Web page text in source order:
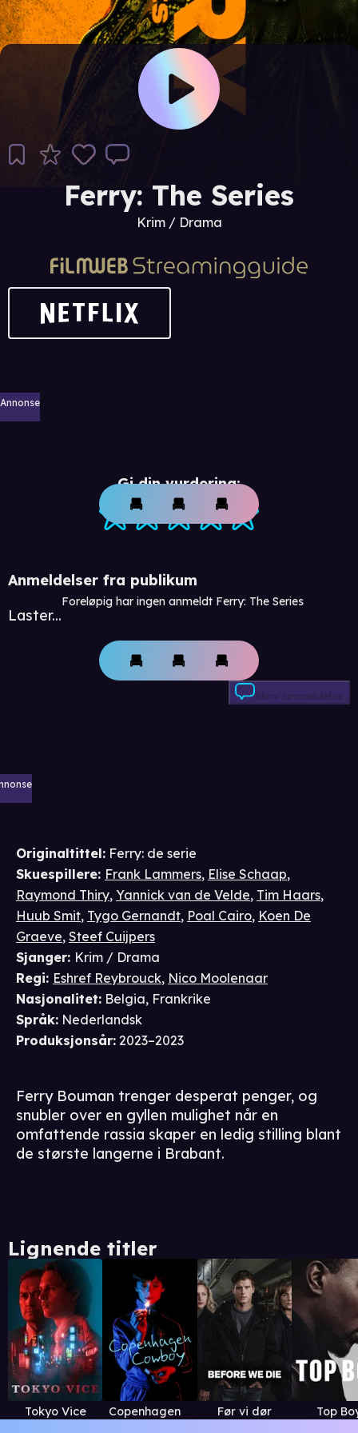
Ferry: The Series
Krim / Drama
Annonse
Gi din vurdering:
Anmeldelser fra publikum
Laster...
Foreløpig har ingen anmeldt Ferry: The Series
Skriv anmeldelse
Originaltittel: Ferry: de serie
Skuespillere: Frank Lammers, Elise Schaap,
Raymond Thiry, Yannick van de Velde, Tim Haars,
Huub Smit, Tygo Gernandt, Poal Cairo, Koen De
Graeve, Steef Cuijpers
Sjanger: Krim / Drama
Regi: Eshref Reybrouck, Nico Moolenaar
Nasjonalitet: Belgia, Frankrike
Språk: Nederlandsk
Produksjonsår: 2023–2023
Ferry Bouman trenger desperat penger, og
snubler over en gyllen mulighet når en
omfattende rassia skaper en ledig stilling blant
de største langerne i Brabant.
Lignende titler
Tokyo Vice Copenhagen Cowboy Før vi dør Top